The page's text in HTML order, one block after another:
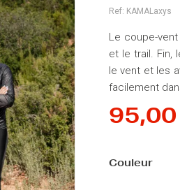
Ref: KAMALaxys
Le coupe-
et le trail. Fin,
le vent et les
facilement
Couleur